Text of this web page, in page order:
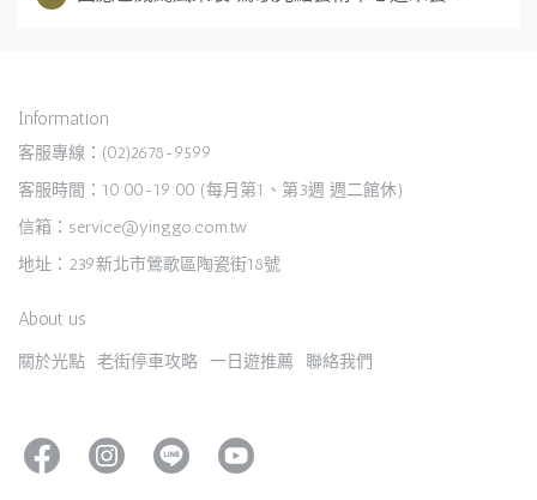
Information
客服專線：(02)2678-9599
客服時間：10:00-19:00 (每月第1、第3週 週二館休)
信箱：service@yinggo.com.tw
地址：239新北市鶯歌區陶瓷街18號
About us
關於光點 老街停車攻略 一日遊推薦 聯絡我們